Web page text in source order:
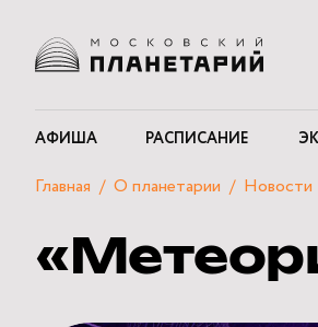
АФИША РАСПИСАНИЕ
Главная О планетарии Новости